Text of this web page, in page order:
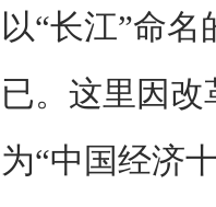
以“长江”命
已。这里因
为“中国经济